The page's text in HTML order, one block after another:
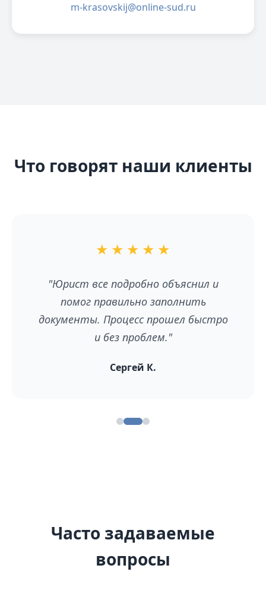
m-krasovskij@online-sud.ru
Что говорят наши клиенты
★ ★ ★ ★ ★
"Юрист все подробно объяснил и
помог правильно заполнить
документы. Процесс прошел быстро
и без проблем."
Сергей К.
Часто задаваемые
вопросы